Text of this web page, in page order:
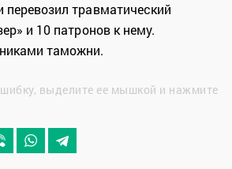
травматический
и 10 патронов к нему.
таможни.
выделите ее мышкой и нажмите